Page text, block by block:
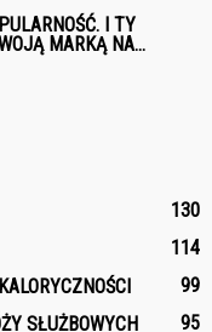
I TY
MARKĄ NA...
130
114
99
SŁUŻBOWYCH
95